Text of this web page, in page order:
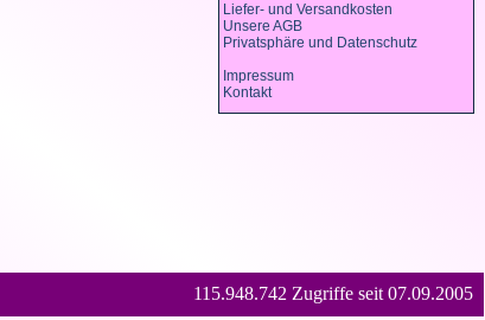
Liefer- und Versandkosten
Unsere AGB
Privatsphäre und Datenschutz
Impressum
Kontakt
115.948.742 Zugriffe seit 07.09.2005